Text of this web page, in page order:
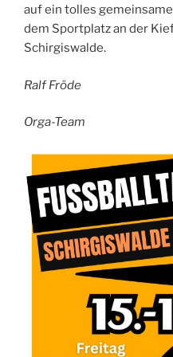
auf ein tolles
dem Sportplatz an der
Schirgiswalde.
Ralf Fröde
Orga-Team